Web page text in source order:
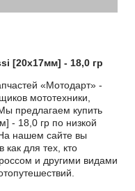
[20x17мм] - 18,0 гр
«Мотодарт» -
мототехники,
предлагаем купить
- 18,0 гр по низкой
нашем сайте вы
для тех, кто
и другими видами